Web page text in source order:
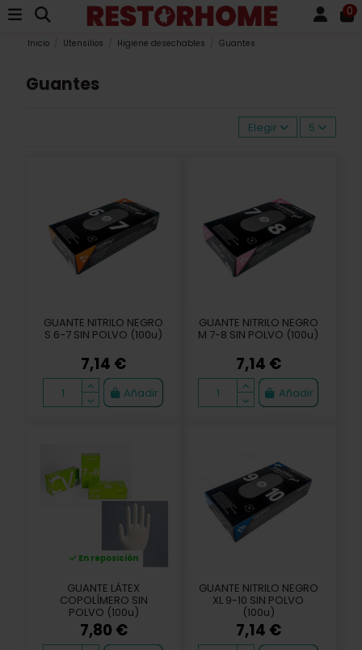
0
Inicio Utensilios Higiene desechables Guantes
Guantes
Elegir 5
GUANTE NITRILO NEGRO
S 6-7 SIN POLVO (100u)
7,14 €
Añadir
GUANTE NITRILO NEGRO
M 7-8 SIN POLVO (100u)
7,14 €
Añadir
En reposición
GUANTE LÁTEX
COPOLÍMERO SIN
POLVO (100u)
7,80 €
GUANTE NITRILO NEGRO
XL 9-10 SIN POLVO
(100u)
7,14 €